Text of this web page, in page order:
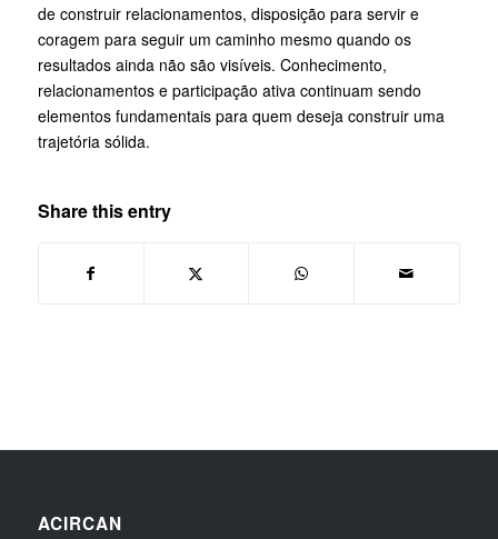
de construir relacionamentos, disposição para servir e
coragem para seguir um caminho mesmo quando os
resultados ainda não são visíveis. Conhecimento,
relacionamentos e participação ativa continuam sendo
elementos fundamentais para quem deseja construir uma
trajetória sólida.
Share this entry
ACIRCAN